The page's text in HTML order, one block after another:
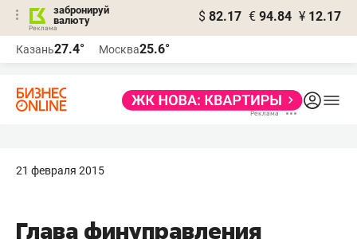
забронируй
валюту
$ 82.17 € 94.84 ¥ 12.17
Казань27.4° Москва25.6°
21 февраля 2015
Глава финуправления